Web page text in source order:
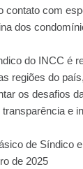
contato com
dos
do INCC é
regiões do
os desafios
e
de Síndico
de 2025